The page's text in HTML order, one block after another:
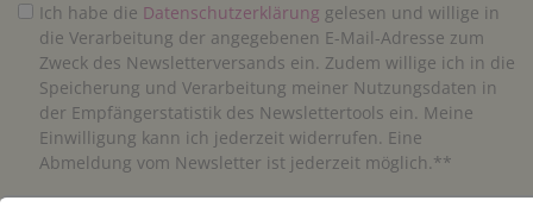
Ich habe die Daten­schutz­erklärung gelesen und willige in
die Verarbeitung der angegebenen E-Mail-Adresse zum
Zweck des Newsletterversands ein. Zudem willige ich in die
Speicherung und Verarbeitung meiner Nutzungsdaten in
der Empfängerstatistik des Newslettertools ein. Meine
Einwilligung kann ich jederzeit widerrufen. Eine
Abmeldung vom Newsletter ist jederzeit möglich.**